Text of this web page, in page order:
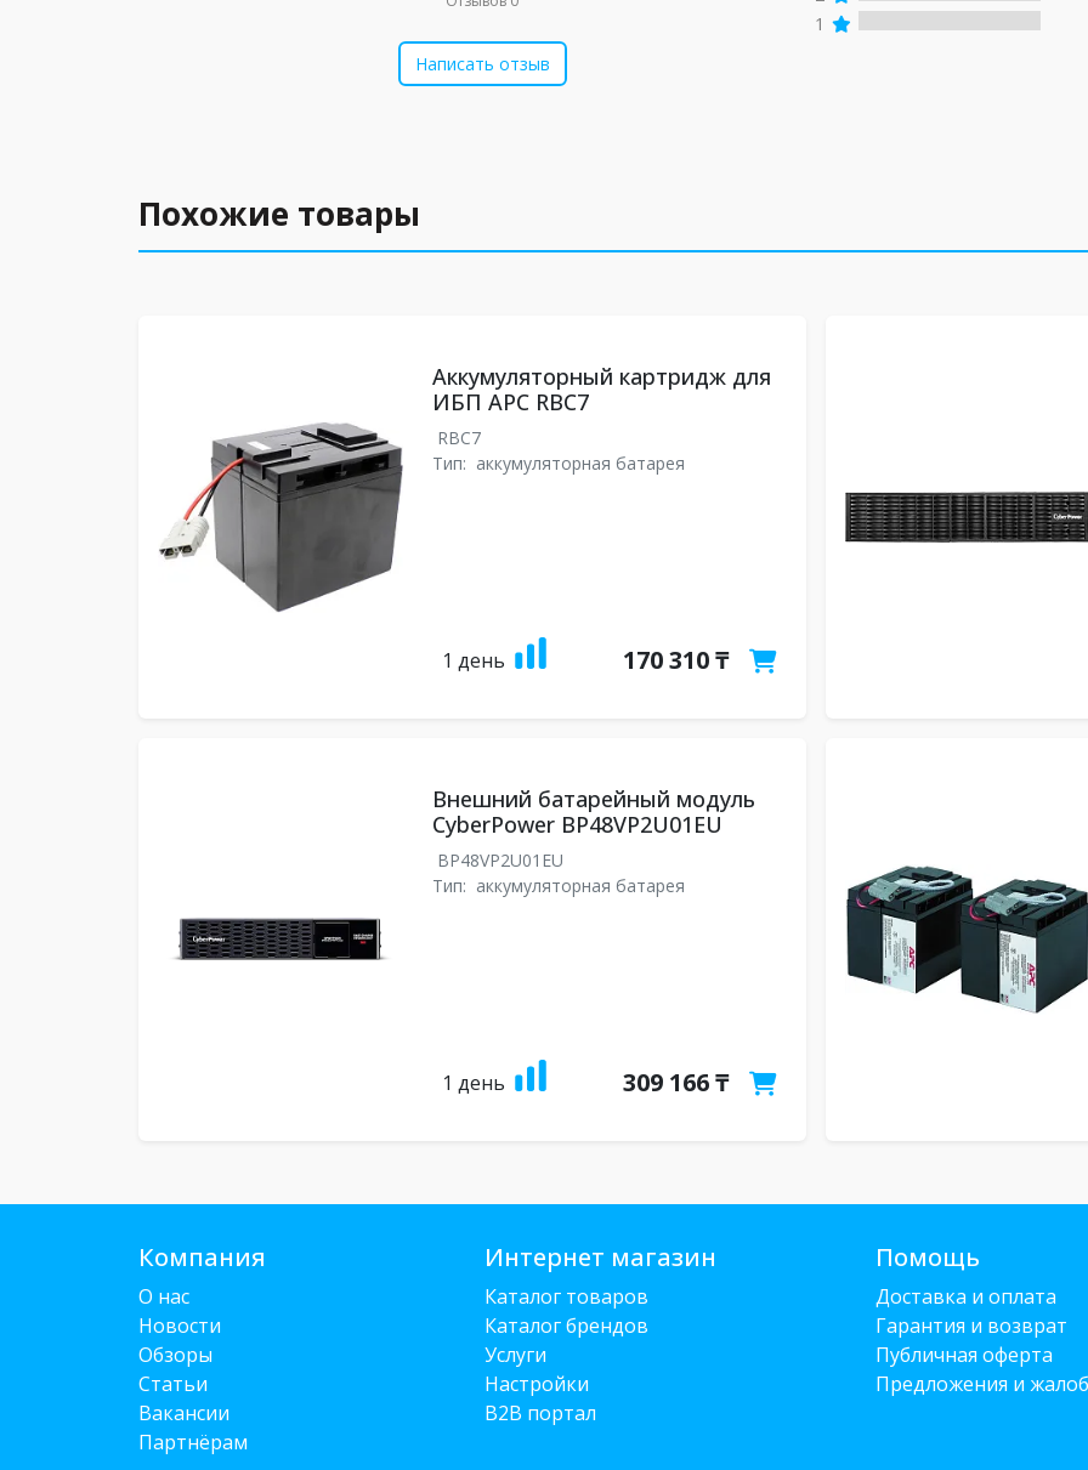
Написать отзыв
1
Похожие товары
Аккумуляторный картридж для
ИБП APC RBC7
RBC7
Тип: аккумуляторная батарея
1 день 170 310 ₸
Внешний батарейный модуль
CyberPower BP48VP2U01EU
BP48VP2U01EU
Тип: аккумуляторная батарея
1 день 309 166 ₸
Компания
О нас
Новости
Обзоры
Статьи
Вакансии
Партнёрам
Интернет магазин
Каталог товаров
Каталог брендов
Услуги
Настройки
B2B портал
Помощь
Доставка и оплата
Гарантия и возврат
Публичная оферта
Предложения и